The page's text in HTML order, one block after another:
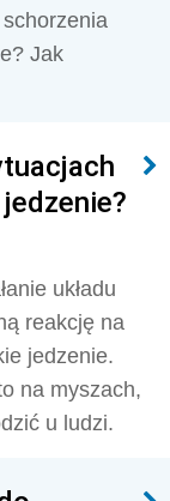
Jak
układu
reakcję na
jedzenie.
na myszach,
u ludzi.